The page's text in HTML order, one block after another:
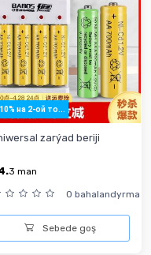
на 2-ой то...
zarýad beriji
3 man
0 bahalandyrma
Sebede goş